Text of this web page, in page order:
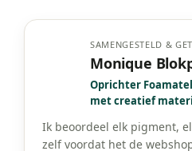
kneuzingen, littekens en
Protheses en maskers
kleuring van latex en
Mallen en gietvormen–
Foam latex en bald
blending effecten.
SAMENGESTELD &
Monique
Oprichter
met creatief
Ik beoordeel elk pigment,
zelf voordat het de